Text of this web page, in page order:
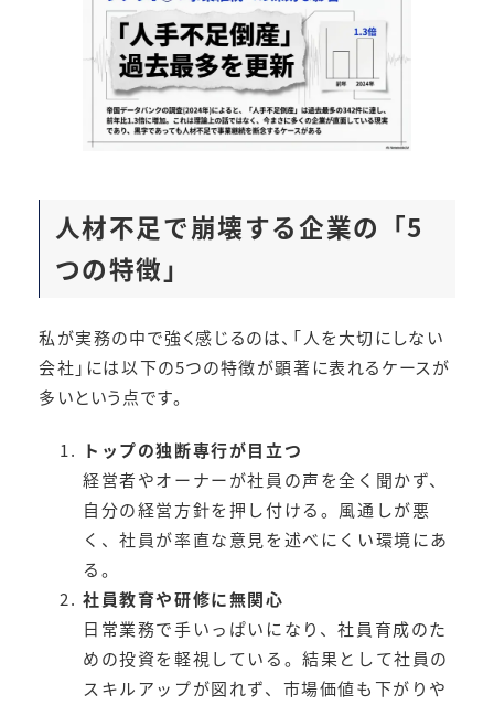
人材不足で崩壊する企業の「5
つの特徴」
私が実務の中で強く感じるのは、「人を大切にしない
会社」には以下の5つの特徴が顕著に表れるケースが
多いという点です。
トップの独断専行が目立つ
経営者やオーナーが社員の声を全く聞かず、
自分の経営方針を押し付ける。風通しが悪
く、社員が率直な意見を述べにくい環境にあ
る。
社員教育や研修に無関心
日常業務で手いっぱいになり、社員育成のた
めの投資を軽視している。結果として社員の
スキルアップが図れず、市場価値も下がりや